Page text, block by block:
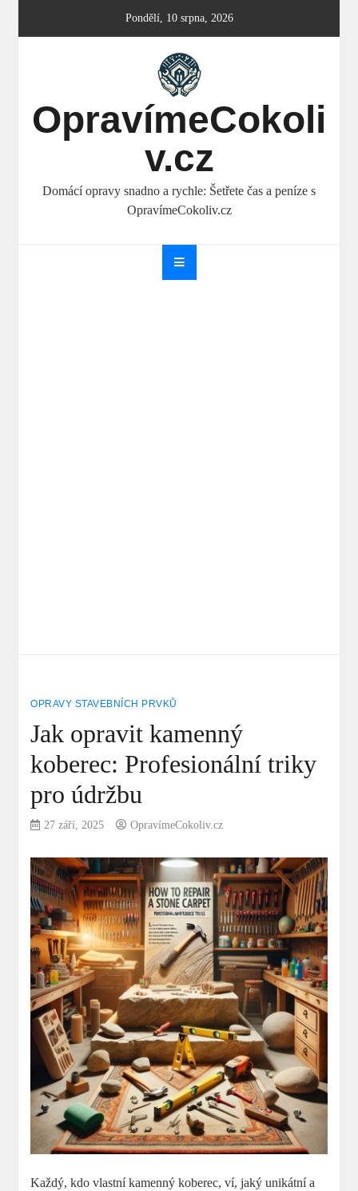
Pondělí, 10 srpna, 2026
OpravímeCokoli
v.cz
Domácí opravy snadno a rychle: Šetřete čas a peníze s
OpravímeCokoliv.cz
OPRAVY STAVEBNÍCH PRVKŮ
Jak opravit kamenný
koberec: Profesionální triky
pro údržbu
27 září, 2025 OpravímeCokoliv.cz
Každý, kdo vlastní kamenný koberec, ví, jaký unikátní a